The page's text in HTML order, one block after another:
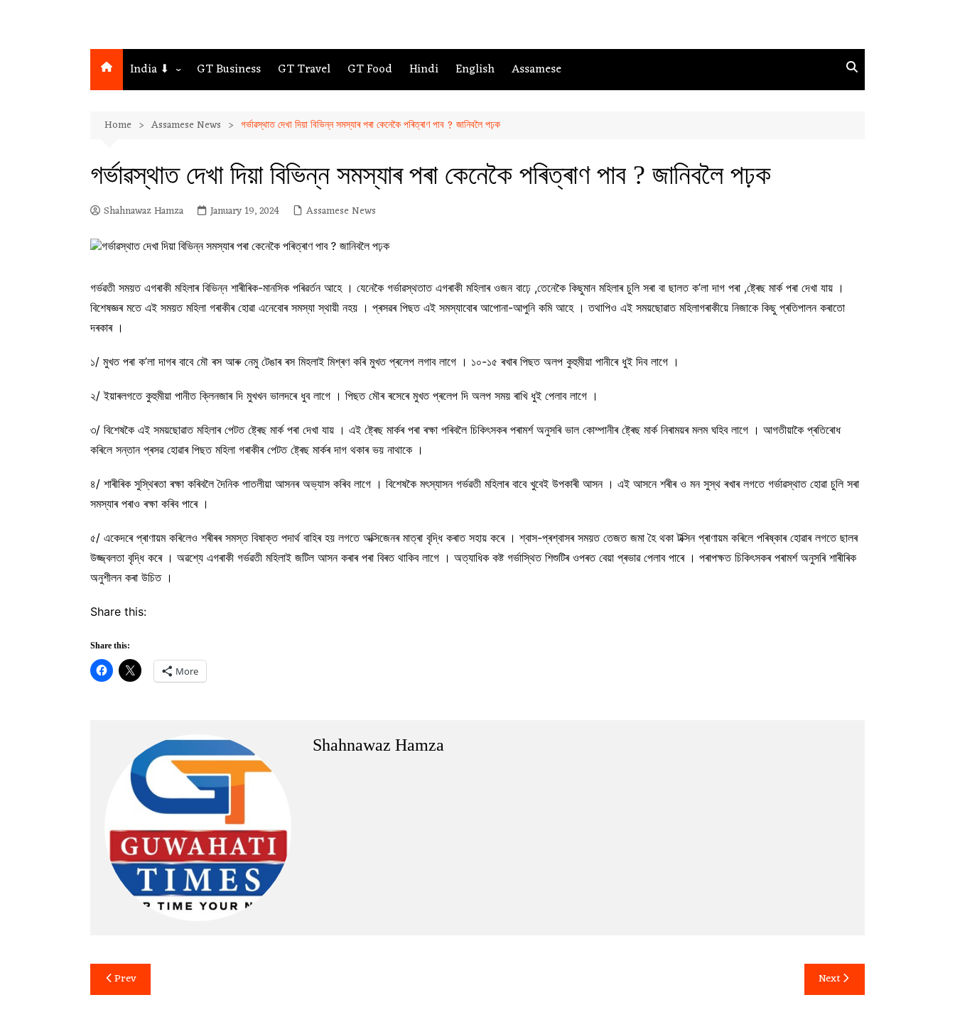
India ⬇
Guwahati
GT Business GT Travel GT Food Hindi English Assamese
Home Assamese News গৰ্ভাৱস্থাত দেখা দিয়া বিভিন্ন সমস্যাৰ পৰা কেনেকৈ পৰিত্ৰাণ পাব ? জানিবলৈ পঢ়ক
গৰ্ভাৱস্থাত দেখা দিয়া বিভিন্ন সমস্যাৰ পৰা কেনেকৈ পৰিত্ৰাণ পাব ? জানিবলৈ পঢ়ক
Shahnawaz Hamza January 19, 2024 Assamese News
গৰ্ভৱতী সময়ত এগৰাকী মহিলাৰ বিভিন্ন শাৰীৰিক-মানসিক পৰিৱৰ্তন আহে । যেনেকৈ গৰ্ভাৱস্থতাত এগৰাকী মহিলাৰ ওজন বাঢ়ে ,তেনেকৈ কিছুমান মহিলাৰ চুলি সৰা বা ছালত ক’লা দাগ পৰা ,ষ্ট্ৰেছ মাৰ্ক পৰা দেখা যায় ।
বিশেষজ্ঞৰ মতে এই সময়ত মহিলা গৰাকীৰ হোৱা এনেবোৰ সমস্যা স্থায়ী নহয় । প্ৰসৱৰ পিছত এই সমস্যাবোৰ আপোনা-আপুনি কমি আহে । তথাপিও এই সময়ছোৱাত মহিলাগৰাকীয়ে নিজাকে কিছু প্ৰতিপালন কৰাতো
দৰকাৰ ।
১/ মুখত পৰা ক’লা দাগৰ বাবে মৌ ৰস আৰু নেমু টেঙাৰ ৰস মিহলাই মিশ্ৰণ কৰি মুখত প্ৰলেপ লগাব লাগে । ১০-১৫ ৰখাৰ পিছত অলপ কুহুমীয়া পানীৰে ধুই দিব লাগে ।
২/ ইয়াৰলগতে কুহুমীয়া পানীত ক্লিনজাৰ দি মুখখন ভালদৰে ধুব লাগে । পিছত মৌৰ ৰসেৰে মুখত প্ৰলেপ দি অলপ সময় ৰাখি ধুই পেলাব লাগে ।
৩/ বিশেষকৈ এই সময়ছোৱাত মহিলাৰ পেটত ষ্ট্ৰেছ মাৰ্ক পৰা দেখা যায় । এই ষ্ট্ৰেছ মাৰ্কৰ পৰা ৰক্ষা পৰিবলৈ চিকিৎসকৰ পৰামৰ্শ অনুসৰি ভাল কোম্পানীৰ ষ্ট্ৰেছ মাৰ্ক নিৰাময়ৰ মলম ঘহিব লাগে । আগতীয়াকৈ প্ৰতিৰোধ
কৰিলে সন্তান প্ৰসৱ হোৱাৰ পিছত মহিলা গৰাকীৰ পেটত ষ্ট্ৰেছ মাৰ্কৰ দাগ থকাৰ ভয় নাথাকে ।
৪/ শাৰীৰিক সুস্থিৰতা ৰক্ষা কৰিবলৈ দৈনিক পাতলীয়া আসনৰ অভ্যাস কৰিব লাগে । বিশেষকৈ মৎস্যাসন গৰ্ভৱতী মহিলাৰ বাবে খুবেই উপকাৰী আসন । এই আসনে শৰীৰ ও মন সুস্থ ৰখাৰ লগতে গৰ্ভাৱস্থাত হোৱা চুলি সৰা
সমস্যাৰ পৰাও ৰক্ষা কৰিব পাৰে ।
৫/ একেদৰে প্ৰাণায়ম কৰিলেও শৰীৰৰ সমস্ত বিষাক্ত পদাৰ্থ বাহিৰ হয় লগতে অক্সিজেনৰ মাত্ৰা বৃদ্ধি কৰাত সহায় কৰে । শ্বাস-প্ৰশ্বাসৰ সময়ত তেজত জমা হৈ থকা টক্সিন প্ৰাণায়ম কৰিলে পৰিষ্কাৰ হোৱাৰ লগতে ছালৰ
উজ্জ্বলতা বৃদ্ধি কৰে । অৱশ্যে এগৰাকী গৰ্ভৱতী মহিলাই জটিল আসন কৰাৰ পৰা বিৰত থাকিব লাগে । অত্যাধিক কষ্ট গৰ্ভাস্থিত শিশুটিৰ ওপৰত বেয়া প্ৰভাৱ পেলাব পাৰে । পৰাপক্ষত চিকিৎসকৰ পৰামৰ্শ অনুসৰি শাৰীৰিক
অনুশীলন কৰা উচিত ।
Share this:
Share this:
More
Shahnawaz Hamza
Post
navigation
Prev Next